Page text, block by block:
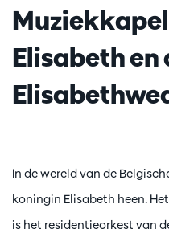
Elisabeth en
In de wereld van de
koningin Elisabeth heen.
is het residentieorkest van